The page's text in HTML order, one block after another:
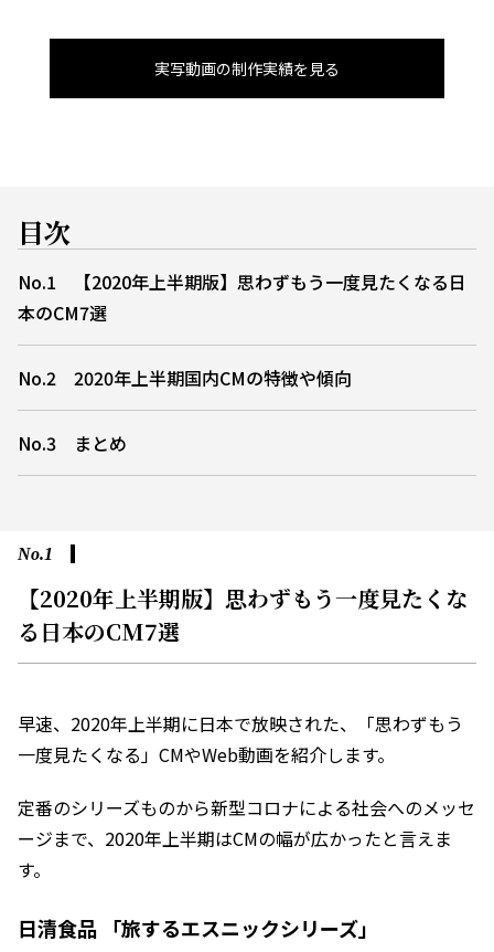
実写動画の制作実績を見る
目次
No.1 【2020年上半期版】思わずもう一度見たくなる日
本のCM7選
No.2 2020年上半期国内CMの特徴や傾向
No.3 まとめ
No.1
【2020年上半期版】思わずもう一度見たくな
る日本のCM7選
早速、2020年上半期に日本で放映された、「思わずもう
一度見たくなる」CMやWeb動画を紹介します。
定番のシリーズものから新型コロナによる社会へのメッセ
ージまで、2020年上半期はCMの幅が広かったと言えま
す。
日清食品 「旅するエスニックシリーズ」